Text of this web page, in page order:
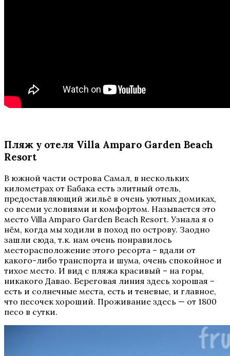
Пляж у отеля Villa Amparo Garden Beach
Resort
В южной части острова Самал, в нескольких
километрах от Бабака есть элитный отель,
предоставляющий жильё в очень уютных домиках,
со всеми условиями и комфортом. Называется это
место Villa Amparo Garden Beach Resort. Узнала я о
нём, когда мы ходили в поход по острову. Заодно
зашли сюда, т.к. нам очень понравилось
месторасположение этого ресорта – вдали от
какого-либо транспорта и шума, очень спокойное и
тихое место. И вид с пляжа красивый – на горы,
никакого Давао. Береговая линия здесь хорошая –
есть и солнечные места, есть и теневые, и главное,
что песочек хороший. Проживание здесь — от 1800
песо в сутки.